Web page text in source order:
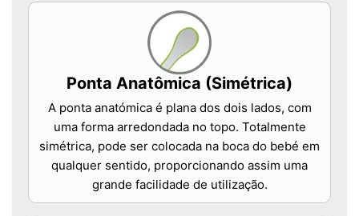
Ponta Anatômica (Simétrica)
A ponta anatómica é plana dos dois lados, com
uma forma arredondada no topo. Totalmente
simétrica, pode ser colocada na boca do bebé em
qualquer sentido, proporcionando assim uma
grande facilidade de utilização.